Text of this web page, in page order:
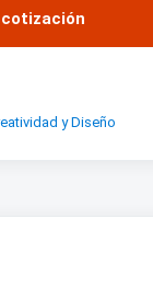
y Diseño